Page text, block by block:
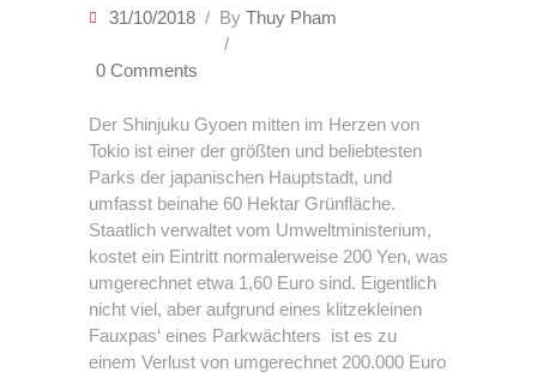
31/10/2018 By Thuy Pham
0 Comments
Der Shinjuku Gyoen mitten im Herzen von
Tokio ist einer der größten und beliebtesten
Parks der japanischen Hauptstadt, und
umfasst beinahe 60 Hektar Grünfläche.
Staatlich verwaltet vom Umweltministerium,
kostet ein Eintritt normalerweise 200 Yen, was
umgerechnet etwa 1,60 Euro sind. Eigentlich
nicht viel, aber aufgrund eines klitzekleinen
Fauxpas‘ eines Parkwächters ist es zu
einem Verlust von umgerechnet 200.000 Euro